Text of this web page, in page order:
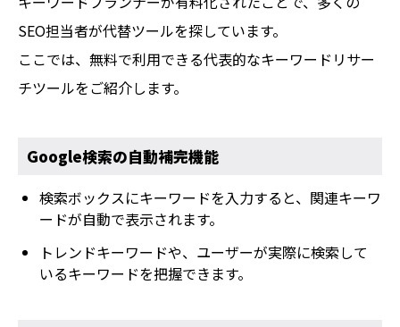
SEO担当者が代替ツールを探しています。
ここでは、無料で利用できる代表的なキーワードリサー
チツールをご紹介します。
Google検索の自動補完機能
検索ボックスにキーワードを入力すると、関連キーワ
ードが自動で表示されます。
トレンドキーワードや、ユーザーが実際に検索して
いるキーワードを把握できます。